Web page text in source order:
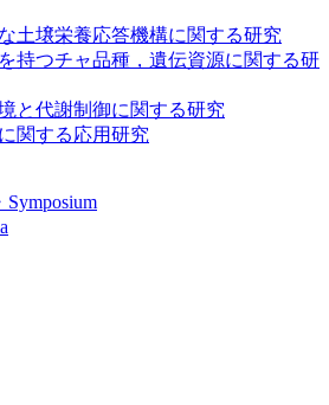
土壌栄養応答機構に関する研究
持つチャ品種，遺伝資源に関する研
と代謝制御に関する研究
関する応用研究
Symposium